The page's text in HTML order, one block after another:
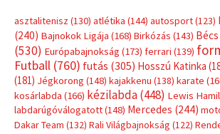
asztalitenisz (130) atlétika (144) autosport(123)
(240) Bajnokok Ligája (168) Birkózás (143) Bécs
(530) Európabajnokság (173) ferrari (139)
Futball (760) futás (305) Hosszú Katinka
(181) Jégkorong (148) kajakkenu (138) karate
kosárlabda (166) kézilabda(448) Lewis
labdarúgóválogatott(148) Mercedes (244)
Dakar Team (132) Rali Világbajnokság (122)